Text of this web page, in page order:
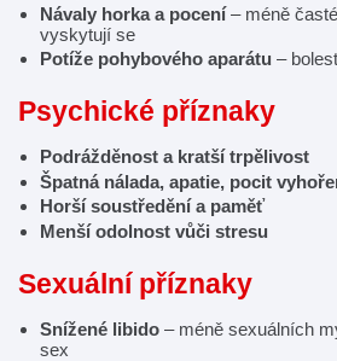
Návaly horka a pocení– méně
vyskytují se
Potíže pohybového aparátu–
Psychické příznaky
Podrážděnost a kratší trpělivost
Špatná nálada, apatie, pocit
Horší soustředění a paměť
Menší odolnost vůči stresu
Sexuální příznaky
Snížené libido– méně sexuálních
sex